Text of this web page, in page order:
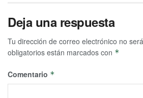
Deja una respuesta
Tu dirección de correo electrónico no
obligatorios están marcados con *
Comentario *